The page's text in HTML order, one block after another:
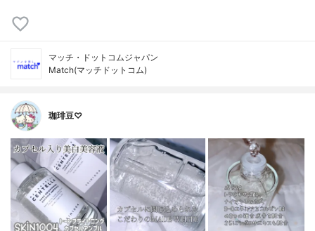
マッチ・ドットコムジャパン
Match(マッチドットコム)
珈琲豆♡